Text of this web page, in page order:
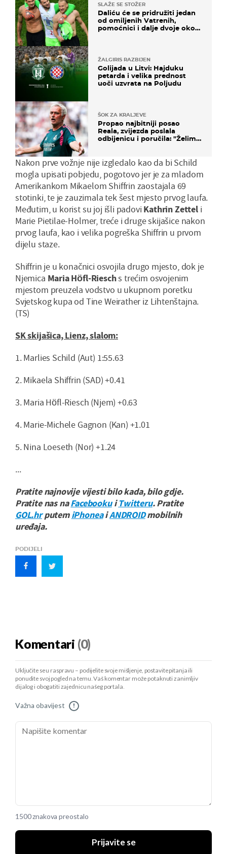
SLAŽE SE STOŽER
Daliću će se pridružiti jedan
od omiljenih Vatrenih,
pomoćnici i dalje dvoje oko
ŽALGIRIS RAZBIJEN
Golijada u Litvi: Hajduku
petarda i velika prednost
uoči uzvrata na Poljudu
ŠOK ZA KRALJEVE
Propao najbitniji posao
Reala, zvijezda poslala
odbijenicu i poručila: "Želim
Nakon prve vožnje nije izgledalo kao da bi Schild
mogla upisati pobjedu, pogotovo jer je za mladom
Amerikankom Mikaelom Shiffrin zaostajala 69
stotinki, te je zauzimala tek šest mjesto prvog laufa.
Međutim, u korist su joj išli padovi Kathrin Zetteli
Marie Pietilae-Holmer, treće i druge skijašice nakon
prvog laufa, kao i velika pogreška Shiffrin u prvom
dijelu staze.
Shiffrin je u konačnici osvojila drugo mjesto, dok je
Njemica Maria Höfl-Rieschs trećim osvojenim
mjestom preuzela vodstvo u ukupnom poretku
Svjetskog kupa od Tine Weirather iz Lihtenštajna.
(TS)
SK skijašica, Lienz, slalom:
1. Marlies Schild (Aut) 1:55.63
2. Mikaela Shiffrin (SAD) +0.41
3. Maria Höfl-Riesch (Njem) +0.63
4. Marie-Michele Gagnon (Kan) +1.01
5. Nina Loeseth (Nor) +1.24
...
Pratite najnovije vijesti bilo kada, bilo gdje.
Pratite nas naFacebookuiTwitteru. Pratite
GOL.hrputemiPhoneaiANDROIDmobilnih
uređaja.
PODIJELI
Komentari (0)
Uključite se u raspravu – podijelite svoje mišljenje, postavite pitanja ili
ponudite svoj pogled na temu. Vaš komentar može potaknuti zanimljiv
dijalog i obogatiti zajednicu našeg portala.
Važna obavijest !
1500 znakova preostalo
Prijavite se